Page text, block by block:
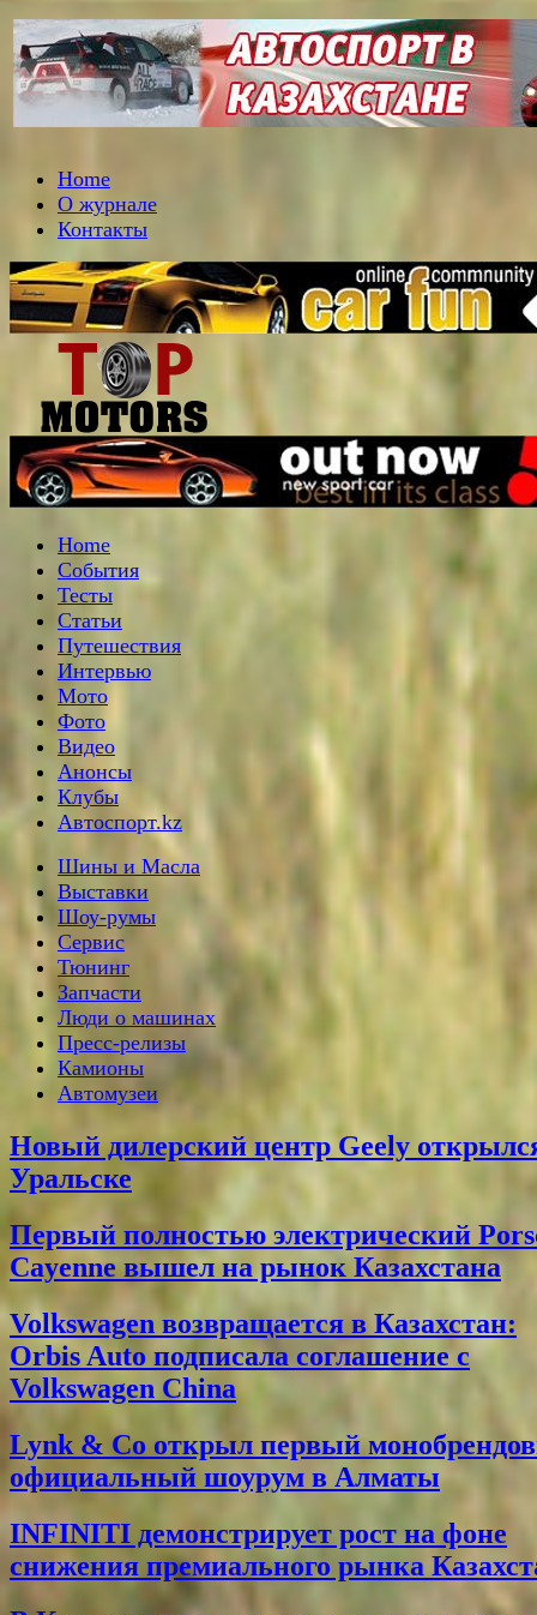
Home
О журнале
Контакты
Home
События
Тесты
Статьи
Путешествия
Интервью
Мото
Фото
Видео
Анонсы
Клубы
Автоспорт.kz
Шины и Масла
Выставки
Шоу-румы
Сервис
Тюнинг
Запчасти
Люди о машинах
Пресс-релизы
Камионы
Автомузеи
Новый дилерский центр Geely
Уральске
Первый полностью электрический
Cayenne вышел на рынок Казахстана
Volkswagen возвращается в Казахстан:
Orbis Auto подписала соглашение с
Volkswagen China
Lynk & Co открыл первый
официальный шоурум в Алматы
INFINITI демонстрирует рост на фоне
снижения премиального рынка